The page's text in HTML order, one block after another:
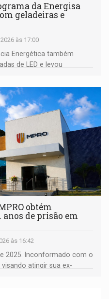
da Energisa
geladeiras e
às 17:00
Energética também
de LED e levou
obtém
anos de prisão em
às 16:42
2025. Inconformado com o
atingir sua ex-